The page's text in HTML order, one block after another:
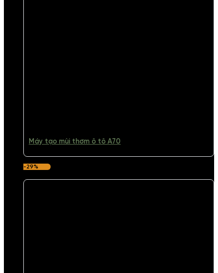
Máy tạo mùi thơm ô tô A70
-29%